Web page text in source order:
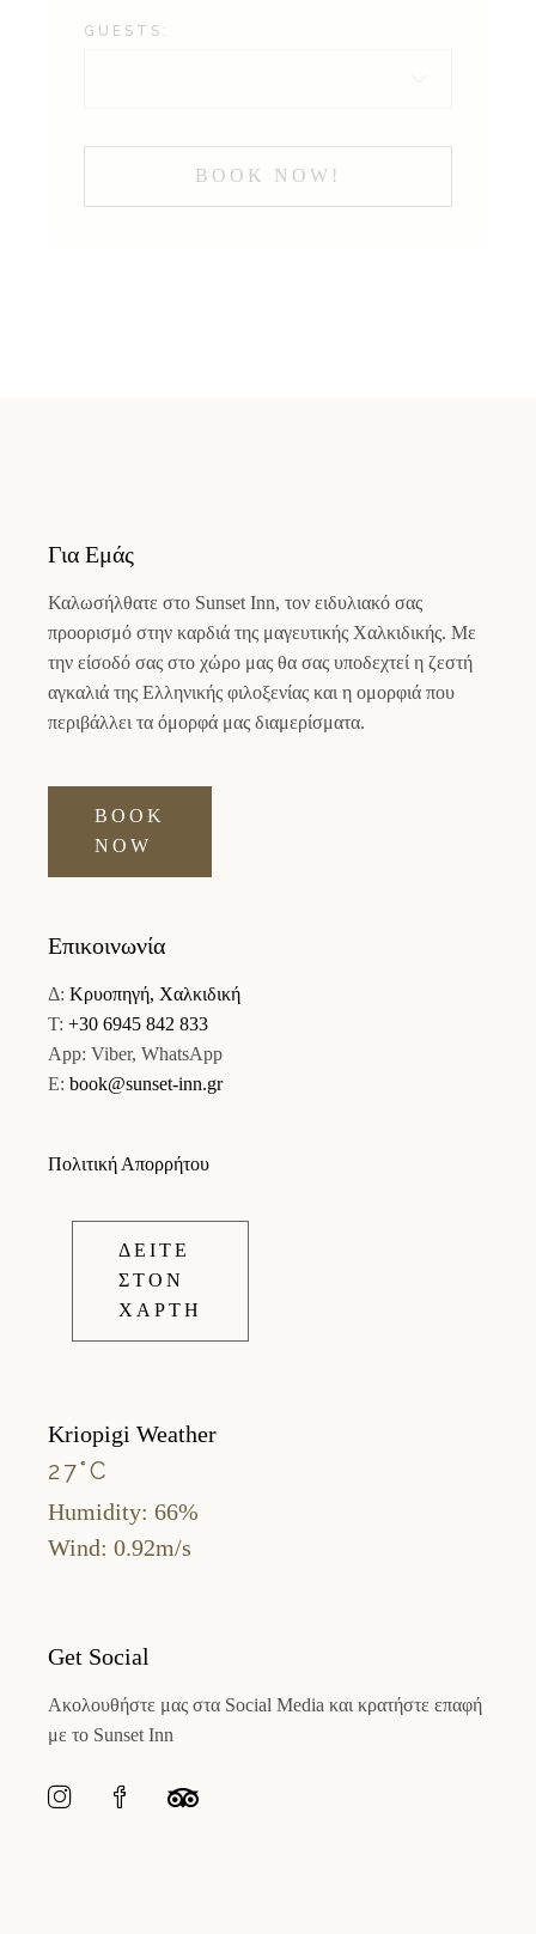
GUESTS:
BOOK NOW!
Για Εμάς
Καλωσήλθατε στο Sunset Inn, τον ειδυλιακό σας
προορισμό στην καρδιά της μαγευτικής Χαλκιδικής. Με
την είσοδό σας στο χώρο μας θα σας υποδεχτεί η ζεστή
αγκαλιά της Ελληνικής φιλοξενίας και η ομορφιά που
περιβάλλει τα όμορφά μας διαμερίσματα.
BOOK
NOW
Επικοινωνία
Δ: Κρυοπηγή, Χαλκιδική
Τ: +30 6945 842 833
App: Viber, WhatsApp
E: book@sunset-inn.gr
Πολιτική Απορρήτου
ΔΕΙΤΕ
ΣΤΟΝ
ΧΑΡΤΗ
Kriopigi Weather
27°C
Humidity: 66%
Wind: 0.92m/s
Get Social
Ακολουθήστε μας στα Social Media και κρατήστε επαφή
με το Sunset Inn